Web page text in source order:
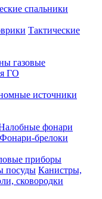
спальники
Тактические
газовые
ГО
источники
фонари
Фонари-брелоки
приборы
посуды Канистры,
сковородки